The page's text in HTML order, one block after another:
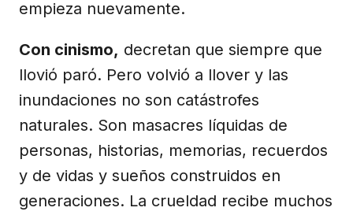
empieza nuevamente.
Con cinismo, decretan que siempre que
llovió paró. Pero volvió a llover y las
inundaciones no son catástrofes
naturales. Son masacres líquidas de
personas, historias, memorias, recuerdos
y de vidas y sueños construidos en
generaciones. La crueldad recibe muchos